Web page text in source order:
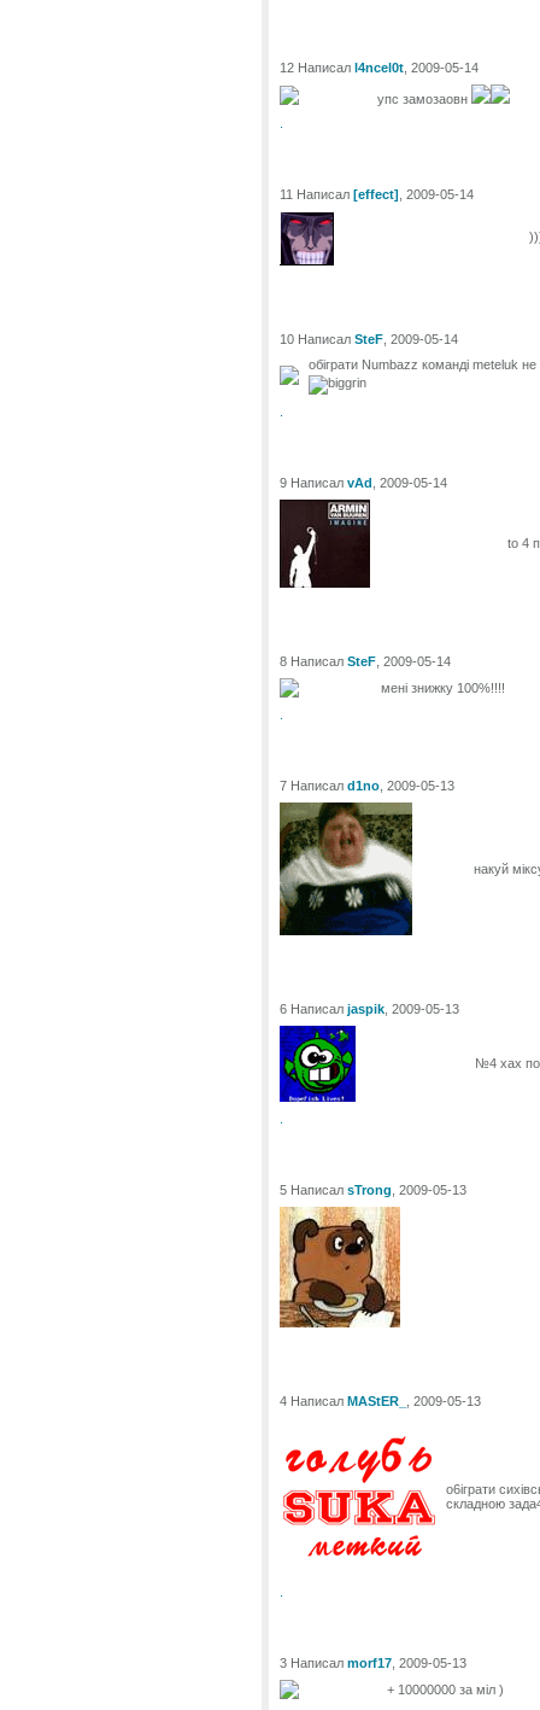
12 Написал l4ncel0t , 2009-05-14
упс замозаовн
11 Написал [effect] , 2009-05-14
10 Написал SteF , 2009-05-14
обіграти Numbazz команді meteluk
9 Написал vAd , 2009-05-14
to 4
8 Написал SteF , 2009-05-14
мені знижку 100%!!!!
7 Написал d1no , 2009-05-13
накуй
6 Написал jaspik , 2009-05-13
№4 хах
5 Написал sTrong , 2009-05-13
4 Написал MAStER_ , 2009-05-13
о6іграти
складною
3 Написал morf17 , 2009-05-13
+ 10000000 за міл )